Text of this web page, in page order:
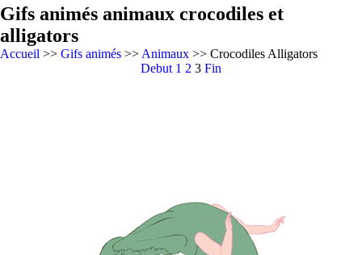
Gifs animés animaux crocodiles et
alligators
Accueil >> Gifs animés >> Animaux >> Crocodiles Alligators
Debut 1 2 3 Fin